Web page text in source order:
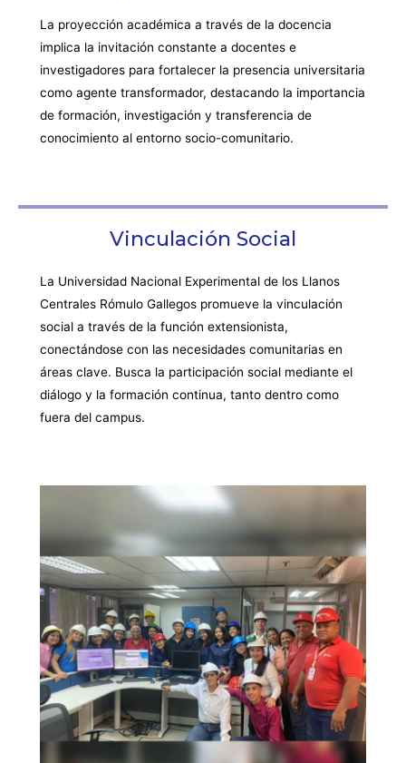
La proyección académica a través de la docencia
implica la invitación constante a docentes e
investigadores para fortalecer la presencia universitaria
como agente transformador, destacando la importancia
de formación, investigación y transferencia de
conocimiento al entorno socio-comunitario.
Vinculación Social
La Universidad Nacional Experimental de los Llanos
Centrales Rómulo Gallegos promueve la vinculación
social a través de la función extensionista,
conectándose con las necesidades comunitarias en
áreas clave. Busca la participación social mediante el
diálogo y la formación continua, tanto dentro como
fuera del campus.